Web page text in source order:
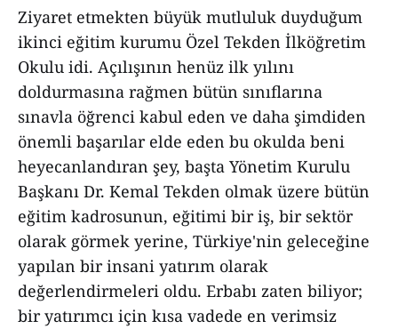
Ziyaret etmekten büyük mutluluk duyduğum
ikinci eğitim kurumu Özel Tekden İlköğretim
Okulu idi. Açılışının henüz ilk yılını
doldurmasına rağmen bütün sınıflarına
sınavla öğrenci kabul eden ve daha şimdiden
önemli başarılar elde eden bu okulda beni
heyecanlandıran şey, başta Yönetim Kurulu
Başkanı Dr. Kemal Tekden olmak üzere bütün
eğitim kadrosunun, eğitimi bir iş, bir sektör
olarak görmek yerine, Türkiye'nin geleceğine
yapılan bir insani yatırım olarak
değerlendirmeleri oldu. Erbabı zaten biliyor;
bir yatırımcı için kısa vadede en verimsiz